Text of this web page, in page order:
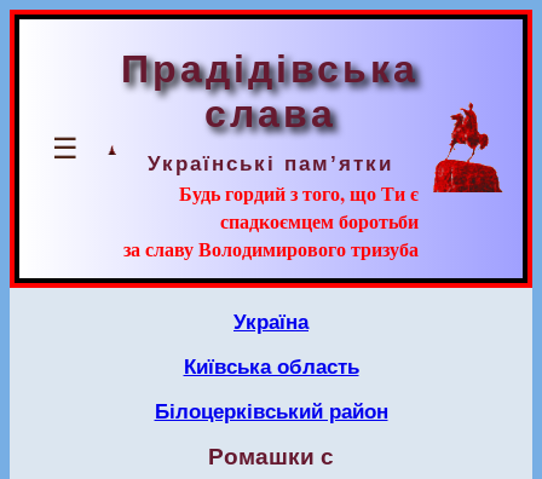
☰
Прадідівська
слава
Українські пам’ятки
Будь гордий з того, що Ти є
спадкоємцем боротьби
за славу Володимирового тризуба
Україна
Київська область
Білоцерківський район
Ромашки с